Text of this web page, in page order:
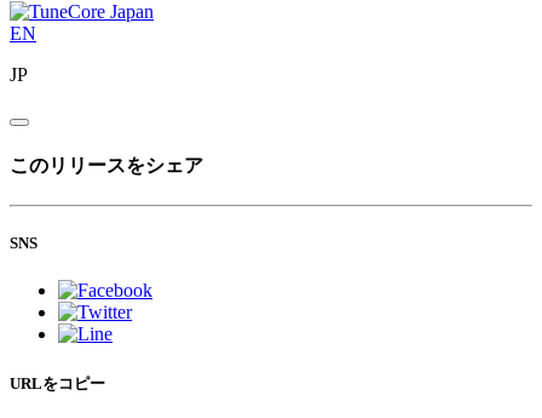
EN
JP
このリリースをシェア
SNS
URLをコピー